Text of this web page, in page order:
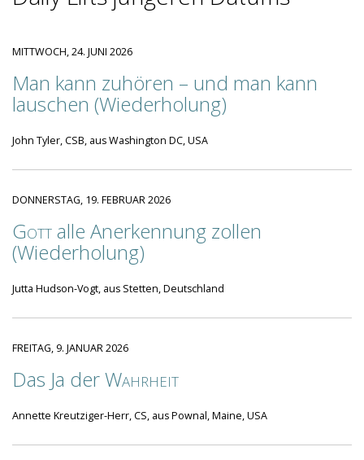
MITTWOCH, 24. JUNI 2026
Man kann zuhören – und man kann
lauschen (Wiederholung)
John Tyler, CSB, aus Washington DC, USA
DONNERSTAG, 19. FEBRUAR 2026
Gottalle Anerkennung zollen
(Wiederholung)
Jutta Hudson-Vogt, aus Stetten, Deutschland
FREITAG, 9. JANUAR 2026
Das Ja derWahrheit
Annette Kreutziger-Herr, CS, aus Pownal, Maine, USA